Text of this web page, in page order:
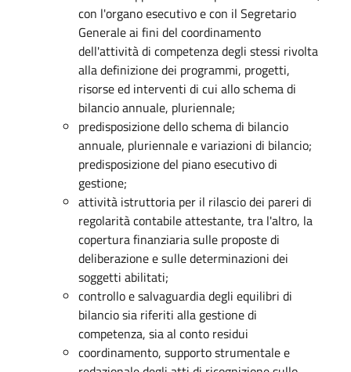
con l'organo esecutivo e con il Segretario
Generale ai fini del coordinamento
dell'attività di competenza degli stessi rivolta
alla definizione dei programmi, progetti,
risorse ed interventi di cui allo schema di
bilancio annuale, pluriennale;
predisposizione dello schema di bilancio
annuale, pluriennale e variazioni di bilancio;
predisposizione del piano esecutivo di
gestione;
attività istruttoria per il rilascio dei pareri di
regolarità contabile attestante, tra l'altro, la
copertura finanziaria sulle proposte di
deliberazione e sulle determinazioni dei
soggetti abilitati;
controllo e salvaguardia degli equilibri di
bilancio sia riferiti alla gestione di
competenza, sia al conto residui
coordinamento, supporto strumentale e